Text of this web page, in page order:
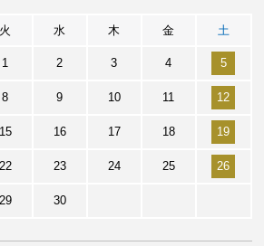
火 水 木 金 土
1 2 3 4 5
8 9 10 11 12
15 16 17 18 19
22 23 24 25 26
29 30